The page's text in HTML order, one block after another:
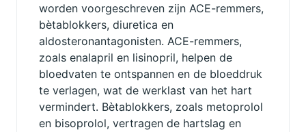
worden voorgeschreven zijn ACE-remmers,
bètablokkers, diuretica en
aldosteronantagonisten. ACE-remmers,
zoals enalapril en lisinopril, helpen de
bloedvaten te ontspannen en de bloeddruk
te verlagen, wat de werklast van het hart
vermindert. Bètablokkers, zoals metoprolol
en bisoprolol, vertragen de hartslag en